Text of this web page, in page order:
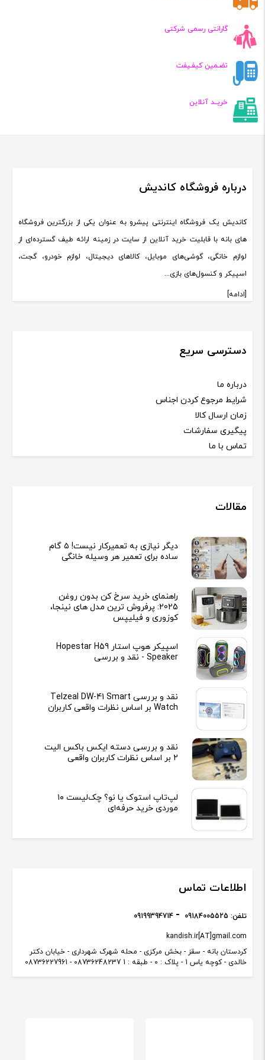
گارانتی رسمی شرکتی
تضـمین کیفـیفت
خریــد آنلاین
درباره فروشگاه کاندیش
کاندیش یک فروشگاه اینترنتی پیشرو به عنوان یکی از بزرگترین فروشگاه
های بانه با قابلیت خرید آنلاین از سایت در زمینه ارائه طیف گسترده‌ای از
لوازم خانگی، گوشی‌های موبایل، کالاهای دیجیتال، لوازم خودرو، گجت،
اسپیکر و کنسول‌های بازی...
[ادامه]
دسترسی سریع
درباره ما
شرایط مرجوع کردن اجناس
زمان ارسال کالا
پیگیری سفارشات
تماس با ما
مقالات
دیگر نیازی به تعمیرکار نیست! ۵ گام
ساده برای تعمیر هر وسیله خانگی
راهنمای خرید سرخ کن بدون روغن
2025: پرفروش ترین مدل های نینجا،
کوزوری و فیلیپس
اسپیکر هوپ استار Hopestar H59
Speaker - نقد و بررسی
نقد و بررسی Telzeal DW-41 Smart
Watch بر اساس نظرات واقعی کاربران
نقد و بررسی دسته ایکس باکس الیت
2 بر اساس نظرات کاربران واقعی
لپ‌تاپ استوک یا نو؟ چک‌لیست ۱۰
موردی خرید حرفه‌ای
اطلاعات تماس
کردستان بانه - سقز - بخش مرکزی - محله شهرک شهرداری - خیابان دکتر
خالدی - کوچه یاس 1 - پلاک : 0 - طبقه : 1 08736248237 - 08736227961
kandish.ir[AT]gmail.com
تلفن: 09184005525
09199394714